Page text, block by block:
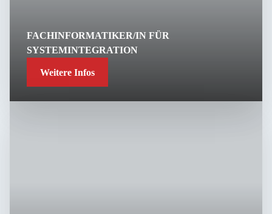
FACHINFORMATIKER/IN FÜR
SYSTEMINTEGRATION
Weitere Infos